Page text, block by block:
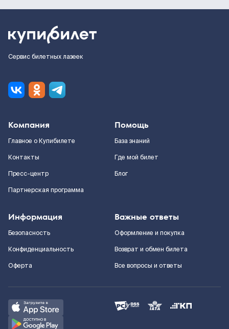
Сервис билетных лазеек
Компания
Главное о Купибилете
Контакты
Пресс-центр
Партнерская программа
Помощь
База знаний
Где мой билет
Блог
Информация
Безопасность
Конфиденциальность
Оферта
Важные ответы
Оформление и покупка
Возврат и обмен билета
Все вопросы и ответы